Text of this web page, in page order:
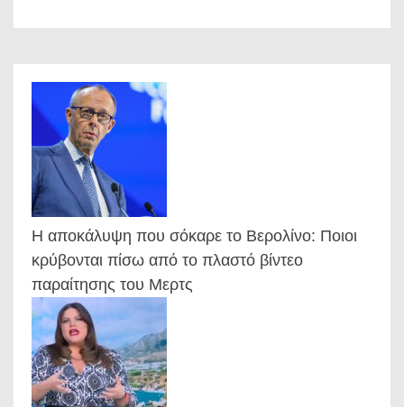
Η αποκάλυψη που σόκαρε το Βερολίνο: Ποιοι
κρύβονται πίσω από το πλαστό βίντεο
παραίτησης του Μερτς